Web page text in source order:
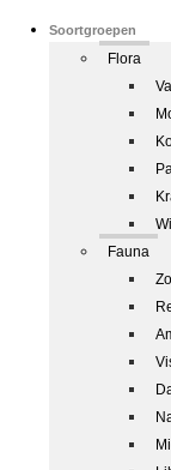
Soortgroepen
Flora
Fauna